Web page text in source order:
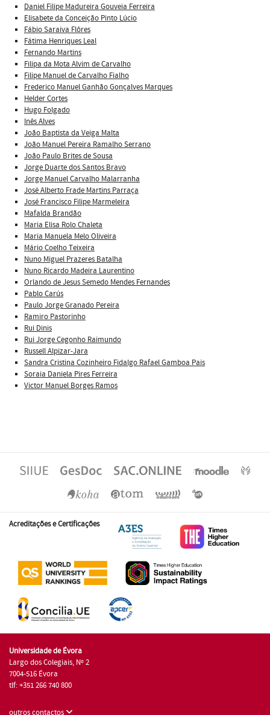
Daniel Filipe Madureira Gouveia Ferreira
Elisabete da Conceição Pinto Lúcio
Fábio Saraiva Flôres
Fátima Henriques Leal
Fernando Martins
Filipa da Mota Alvim de Carvalho
Filipe Manuel de Carvalho Fialho
Frederico Manuel Ganhão Gonçalves Marques
Helder Cortes
Hugo Folgado
Inês Alves
João Baptista da Veiga Malta
João Manuel Pereira Ramalho Serrano
João Paulo Brites de Sousa
Jorge Duarte dos Santos Bravo
Jorge Manuel Carvalho Malarranha
José Alberto Frade Martins Parraça
José Francisco Filipe Marmeleira
Mafalda Brandão
Maria Elisa Rolo Chaleta
Maria Manuela Melo Oliveira
Mário Coelho Teixeira
Nuno Miguel Prazeres Batalha
Nuno Ricardo Madeira Laurentino
Orlando de Jesus Semedo Mendes Fernandes
Pablo Carús
Paulo Jorge Granado Pereira
Ramiro Pastorinho
Rui Dinis
Rui Jorge Cegonho Raimundo
Russell Alpizar-Jara
Sandra Cristina Cozinheiro Fidalgo Rafael Gamboa Pais
Soraia Daniela Pires Ferreira
Victor Manuel Borges Ramos
Acreditações e Certificações
Universidade de Évora
Largo dos Colegiais, Nº 2
7004-516 Évora
tlf: +351 266 740 800
outros contactos